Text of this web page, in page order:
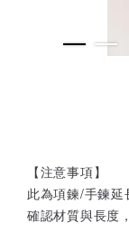
【注意事項】
此為項鍊/手鍊
確認材質與長度